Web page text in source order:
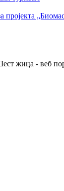
пројекта
жица - веб